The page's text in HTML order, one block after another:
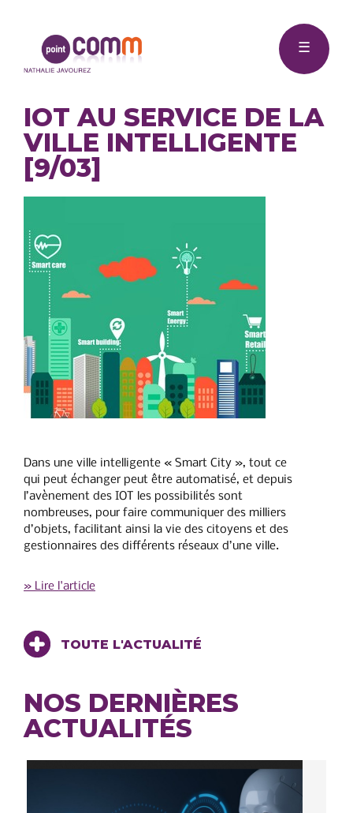
Point
☰
IOT AU SERVICE DE LA
VILLE INTELLIGENTE
[9/03]
Dans une ville intelligente « Smart City », tout ce
qui peut échanger peut être automatisé, et depuis
l’avènement des IOT les possibilités sont
nombreuses, pour faire communiquer des milliers
d’objets, facilitant ainsi la vie des citoyens et des
gestionnaires des différents réseaux d’une ville.
» Lire l'article
TOUTE L'ACTUALITÉ
NOS DERNIÈRES
ACTUALITÉS